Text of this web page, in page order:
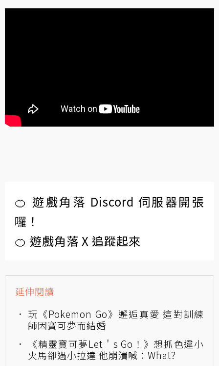
🍊 遊戲角落 Discord 伺服器開張
囉！
🍊 遊戲角落 X 追蹤起來
延伸閱讀
玩《Pokemon Go》邂逅真愛 這對訓練
師因寶可夢而結婚
《精靈寶可夢Let＇s Go！》想抓色違小
火馬卻遇小拉達 他崩潰喊：What?